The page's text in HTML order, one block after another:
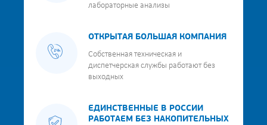
лабораторные анализы
ОТКРЫТАЯ БОЛЬШАЯ КОМПАНИЯ
Собственная техническая и
диспетчерская службы работают без
выходных
ЕДИНСТВЕННЫЕ В РОССИИ
РАБОТАЕМ БЕЗ НАКОПИТЕЛЬНЫХ